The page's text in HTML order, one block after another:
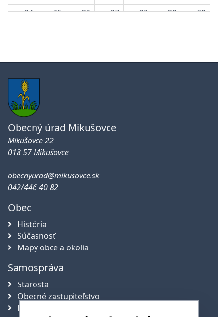
24. 25. 26. 27. 28. 29. 30.
Obecný úrad Mikušovce
Mikušovce 22
018 57 Mikušovce
obecnyurad@mikusovce.sk
042/446 40 82
Obec
História
Súčasnosť
Mapy obce a okolia
Samospráva
Starosta
Obecné zastupiteľstvo
Hlavný kontrolór obce